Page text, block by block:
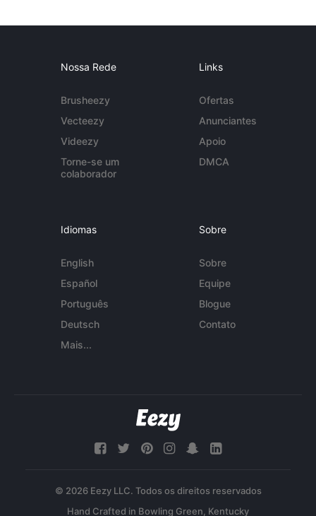
Nossa Rede
Brusheezy
Vecteezy
Videezy
Torne-se um
colaborador
Links
Ofertas
Anunciantes
Apoio
DMCA
Idiomas
English
Español
Português
Deutsch
Mais...
Sobre
Sobre
Equipe
Blogue
Contato
© 2026 Eezy LLC. Todos os direitos reservados